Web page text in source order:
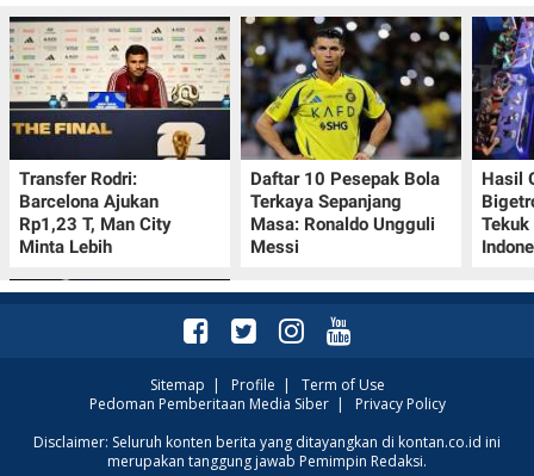
Transfer Rodri:
Barcelona Ajukan
Rp1,23 T, Man City
Minta Lebih
Daftar 10 Pesepak Bola
Terkaya Sepanjang
Masa: Ronaldo Ungguli
Messi
Hasil
Bos LaLiga Javier Tebas
Kritik FIFA: Era Infantino
Sitemap Profile
Term of Use
Pedoman Pemberitaan Media Siber| Privacy Policy
Disclaimer: Seluruh konten berita yang ditayangkan di kontan.co.id ini
merupakan tanggung jawab Pemimpin Redaksi.